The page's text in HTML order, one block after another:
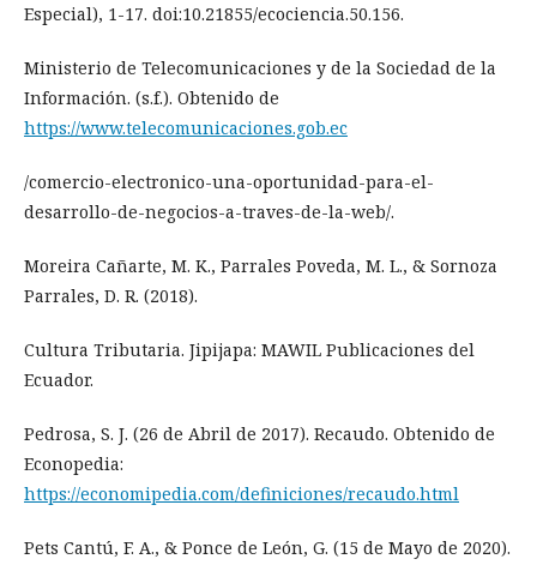
Especial), 1-17. doi:10.21855/ecociencia.50.156.
Ministerio de Telecomunicaciones y de la Sociedad de la
Información. (s.f.). Obtenido de
https://www.telecomunicaciones.gob.ec
/comercio-electronico-una-oportunidad-para-el-
desarrollo-de-negocios-a-traves-de-la-web/.
Moreira Cañarte, M. K., Parrales Poveda, M. L., & Sornoza
Parrales, D. R. (2018).
Cultura Tributaria. Jipijapa: MAWIL Publicaciones del
Ecuador.
Pedrosa, S. J. (26 de Abril de 2017). Recaudo. Obtenido de
Econopedia:
https://economipedia.com/definiciones/recaudo.html
Pets Cantú, F. A., & Ponce de León, G. (15 de Mayo de 2020).